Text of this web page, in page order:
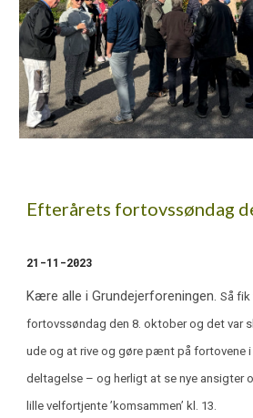
Efterårets fortovssøndag
21-11-2023
Kære alle i Grundejerforeningen.Så
fortovssøndag den 8. oktober og det var
ude og at rive og gøre pænt på fortovene
deltagelse – og herligt at se nye ansigter
lille velfortjente ’komsammen’ kl. 13.